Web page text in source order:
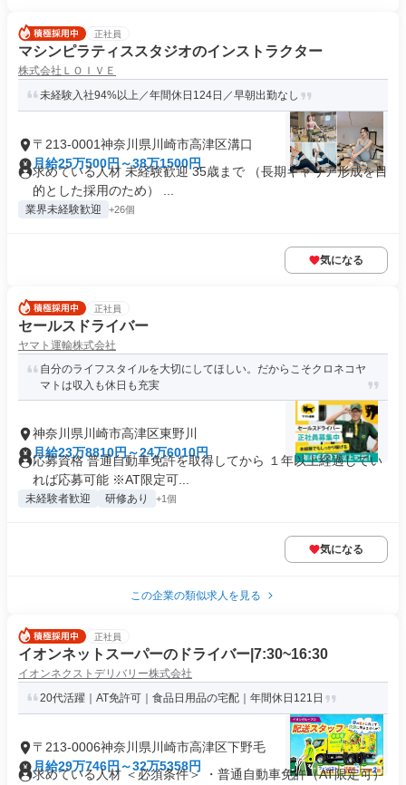
正社員
マシンピラティススタジオのインストラクター
株式会社ＬＯＩＶＥ
未経験入社94%以上／年間休日124日／早朝出勤なし
〒213-0001神奈川県川崎市高津区溝口
月給25万500円～38万1500円
求めている人材 未経験歓迎 35歳まで （長期キャリア形成を目
的とした採用のため） ...
業界未経験歓迎 +26個
気になる
正社員
セールスドライバー
ヤマト運輸株式会社
自分のライフスタイルを大切にしてほしい。だからこそクロネコヤ
マトは収入も休日も充実
神奈川県川崎市高津区東野川
月給23万8810円～24万6010円
応募資格 普通自動車免許を取得してから １年以上経過してい
れば応募可能 ※AT限定可...
未経験者歓迎 研修あり +1個
気になる
この企業の類似求人を見る
正社員
イオンネットスーパーのドライバー|7:30~16:30
イオンネクストデリバリー株式会社
20代活躍｜AT免許可｜食品日用品の宅配｜年間休日121日
〒213-0006神奈川県川崎市高津区下野毛
月給29万746円～32万5358円
求めている人材 ＜必須条件＞ ・普通自動車免許（AT限定可）